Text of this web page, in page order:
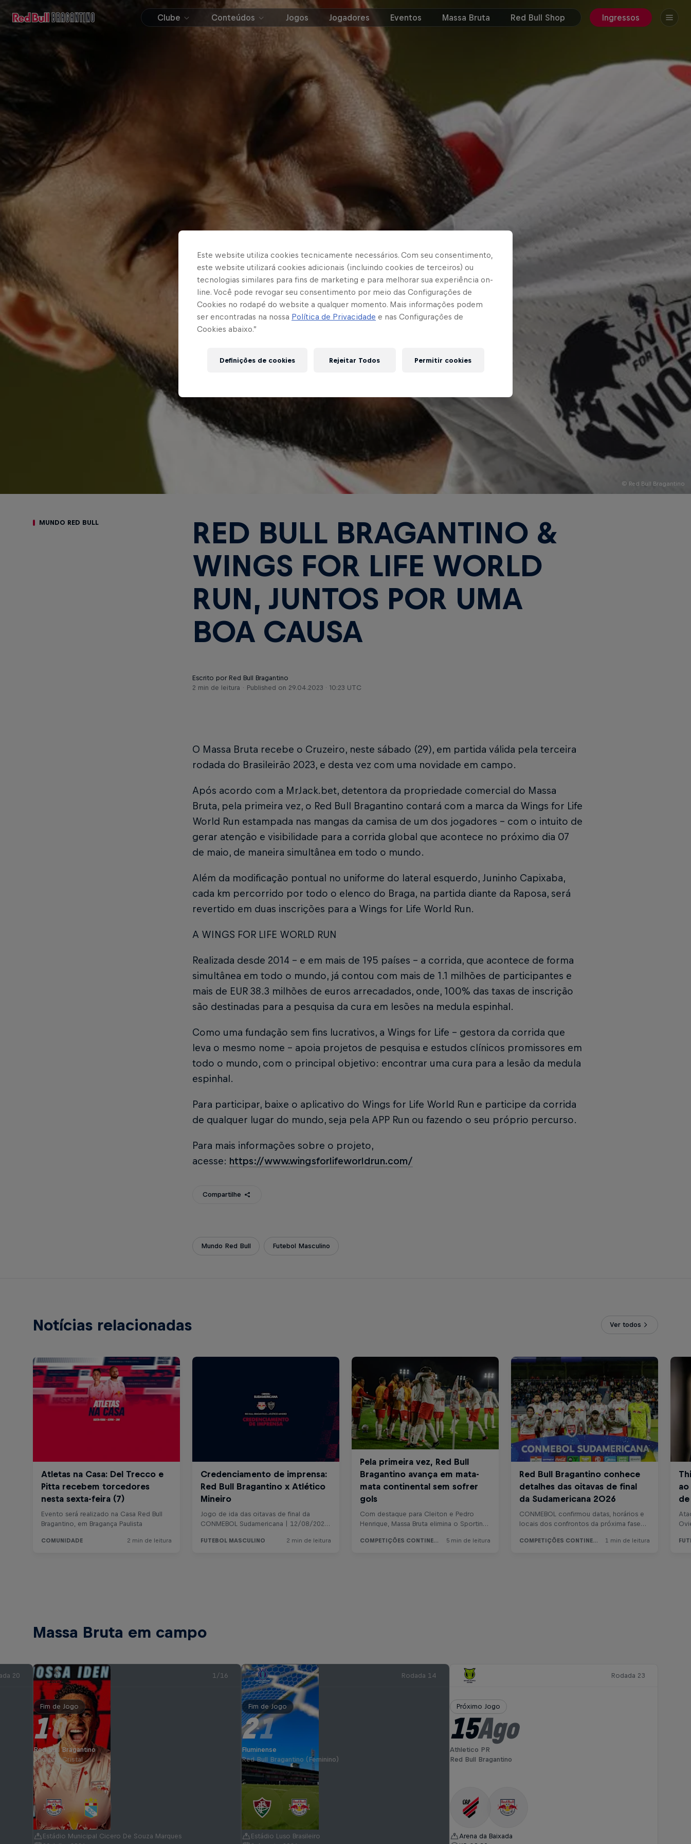
Clube Conteúdos Jogos Jogadores Eventos Massa Bruta Red Bull Shop Ingressos
© Red Bull Bragantino
MUNDO RED BULL
RED BULL BRAGANTINO &
WINGS FOR LIFE WORLD
RUN, JUNTOS POR UMA
BOA CAUSA
Escrito por Red Bull Bragantino
2 min de leitura
Published on 29.04.2023 · 10:23 UTC
O Massa Bruta recebe o Cruzeiro, neste sábado (29), em partida válida pela terceira
rodada do Brasileirão 2023, e desta vez com uma novidade em campo.
Após acordo com a MrJack.bet, detentora da propriedade comercial do Massa
Bruta, pela primeira vez, o Red Bull Bragantino contará com a marca da Wings for Life
World Run estampada nas mangas da camisa de um dos jogadores – com o intuito de
gerar atenção e visibilidade para a corrida global que acontece no próximo dia 07
de maio, de maneira simultânea em todo o mundo.
Além da modificação pontual no uniforme do lateral esquerdo, Juninho Capixaba,
cada km percorrido por todo o elenco do Braga, na partida diante da Raposa, será
revertido em duas inscrições para a Wings for Life World Run.
A WINGS FOR LIFE WORLD RUN
Realizada desde 2014 - e em mais de 195 países - a corrida, que acontece de forma
simultânea em todo o mundo, já contou com mais de 1.1 milhões de participantes e
mais de EUR 38.3 milhões de euros arrecadados, onde, 100% das taxas de inscrição
são destinadas para a pesquisa da cura em lesões na medula espinhal.
Como uma fundação sem fins lucrativos, a Wings for Life – gestora da corrida que
leva o mesmo nome – apoia projetos de pesquisa e estudos clínicos promissores em
todo o mundo, com o principal objetivo: encontrar uma cura para a lesão da medula
espinhal.
Para participar, baixe o aplicativo do Wings for Life World Run e participe da corrida
de qualquer lugar do mundo, seja pela APP Run ou fazendo o seu próprio percurso.
Para mais informações sobre o projeto,
acesse: https://www.wingsforlifeworldrun.com/
Compartilhe
Mundo Red Bull Futebol Masculino
Notícias relacionadas Ver todos
Massa Bruta em campo
20 1/16
Fim de Jogo
1-0
Red Bull Bragantino
Sporting Cristal
Estádio Municipal Cicero De Souza Marques
Rodada 14
Fim de Jogo
2-1
Fluminense
Red Bull Bragantino (Feminino)
Estádio Luso Brasileiro
Rodada 23
Próximo Jogo
15Ago
Athletico PR
Red Bull Bragantino
Arena da Baixada
Este website utiliza cookies tecnicamente necessários. Com seu consentimento,
este website utilizará cookies adicionais (incluindo cookies de terceiros) ou
tecnologias similares para fins de marketing e para melhorar sua experiência on-
line. Você pode revogar seu consentimento por meio das Configurações de
Cookies no rodapé do website a qualquer momento. Mais informações podem
ser encontradas na nossa Política de Privacidade e nas Configurações de
Cookies abaixo.”
Definições de cookies Rejeitar Todos Permitir cookies